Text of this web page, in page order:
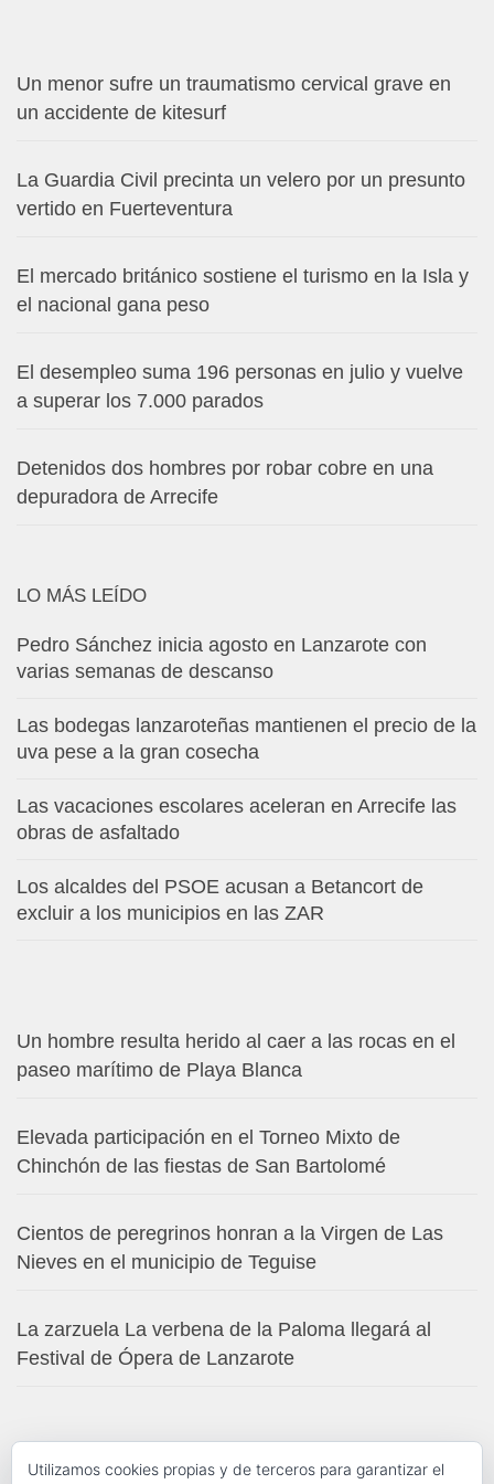
Un menor sufre un traumatismo cervical grave en
un accidente de kitesurf
La Guardia Civil precinta un velero por un presunto
vertido en Fuerteventura
El mercado británico sostiene el turismo en la Isla y
el nacional gana peso
El desempleo suma 196 personas en julio y vuelve
a superar los 7.000 parados
Detenidos dos hombres por robar cobre en una
depuradora de Arrecife
LO MÁS LEÍDO
Pedro Sánchez inicia agosto en Lanzarote con
varias semanas de descanso
Las bodegas lanzaroteñas mantienen el precio de la
uva pese a la gran cosecha
Las vacaciones escolares aceleran en Arrecife las
obras de asfaltado
Los alcaldes del PSOE acusan a Betancort de
excluir a los municipios en las ZAR
Un hombre resulta herido al caer a las rocas en el
paseo marítimo de Playa Blanca
Elevada participación en el Torneo Mixto de
Chinchón de las fiestas de San Bartolomé
Cientos de peregrinos honran a la Virgen de Las
Nieves en el municipio de Teguise
La zarzuela La verbena de la Paloma llegará al
Festival de Ópera de Lanzarote
Utilizamos cookies propias y de terceros para garantizar el